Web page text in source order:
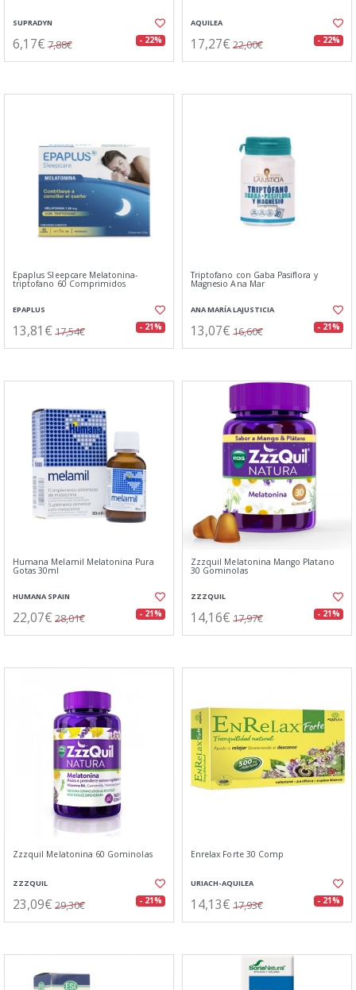
SUPRADYN
6,17€ 7,88€ - 22%
AQUILEA
17,27€ 22,00€ - 22%
Epaplus Sleepcare Melatonina-
triptofano 60 Comprimidos
EPAPLUS
13,81€ 17,54€ - 21%
Triptofano con Gaba Pasiflora y
Magnesio Ana Mar
ANA MARÍA LAJUSTICIA
13,07€ 16,60€ - 21%
Humana Melamil Melatonina Pura
Gotas 30ml
HUMANA SPAIN
22,07€ 28,01€ - 21%
Zzzquil Melatonina Mango Platano
30 Gominolas
ZZZQUIL
14,16€ 17,97€ - 21%
Zzzquil Melatonina 60 Gominolas
ZZZQUIL
23,09€ 29,30€ - 21%
Enrelax Forte 30 Comp
URIACH-AQUILEA
14,13€ 17,93€ - 21%